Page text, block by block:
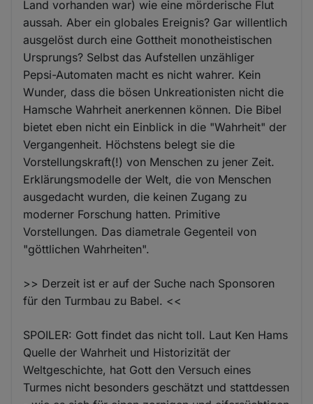
Land vorhanden war) wie eine mörderische Flut
aussah. Aber ein globales Ereignis? Gar willentlich
ausgelöst durch eine Gottheit monotheistischen
Ursprungs? Selbst das Aufstellen unzähliger
Pepsi-Automaten macht es nicht wahrer. Kein
Wunder, dass die bösen Unkreationisten nicht die
Hamsche Wahrheit anerkennen können. Die Bibel
bietet eben nicht ein Einblick in die "Wahrheit" der
Vergangenheit. Höchstens belegt sie die
Vorstellungskraft(!) von Menschen zu jener Zeit.
Erklärungsmodelle der Welt, die von Menschen
ausgedacht wurden, die keinen Zugang zu
moderner Forschung hatten. Primitive
Vorstellungen. Das diametrale Gegenteil von
"göttlichen Wahrheiten".
>> Derzeit ist er auf der Suche nach Sponsoren
für den Turmbau zu Babel. <<
SPOILER: Gott findet das nicht toll. Laut Ken Hams
Quelle der Wahrheit und Historizität der
Weltgeschichte, hat Gott den Versuch eines
Turmes nicht besonders geschätzt und stattdessen